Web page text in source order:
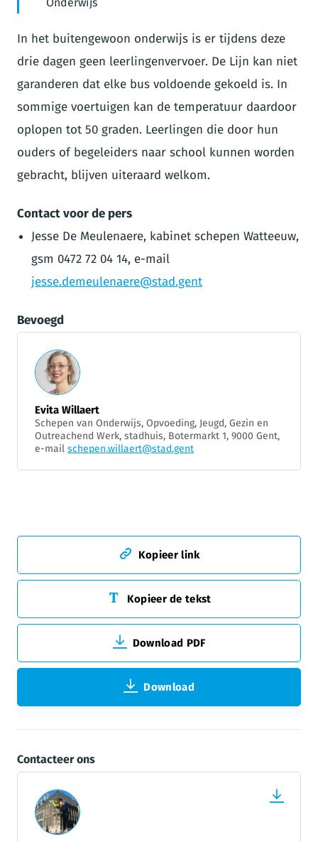
In het buitengewoon onderwijs is er tijdens deze
drie dagen geen leerlingenvervoer. De Lijn kan niet
garanderen dat elke bus voldoende gekoeld is. In
sommige voertuigen kan de temperatuur daardoor
oplopen tot 50 graden. Leerlingen die door hun
ouders of begeleiders naar school kunnen worden
gebracht, blijven uiteraard welkom.
Contact voor de pers
Jesse De Meulenaere, kabinet schepen Watteeuw,
gsm 0472 72 04 14, e-mail
jesse.demeulenaere@stad.gent
Bevoegd
Evita Willaert
Schepen van Onderwijs, Opvoeding, Jeugd, Gezin en
Outreachend Werk, stadhuis, Botermarkt 1, 9000 Gent,
e-mail schepen.willaert@stad.gent
Kopieer link
Kopieer de tekst
Download PDF
Download
Contacteer ons